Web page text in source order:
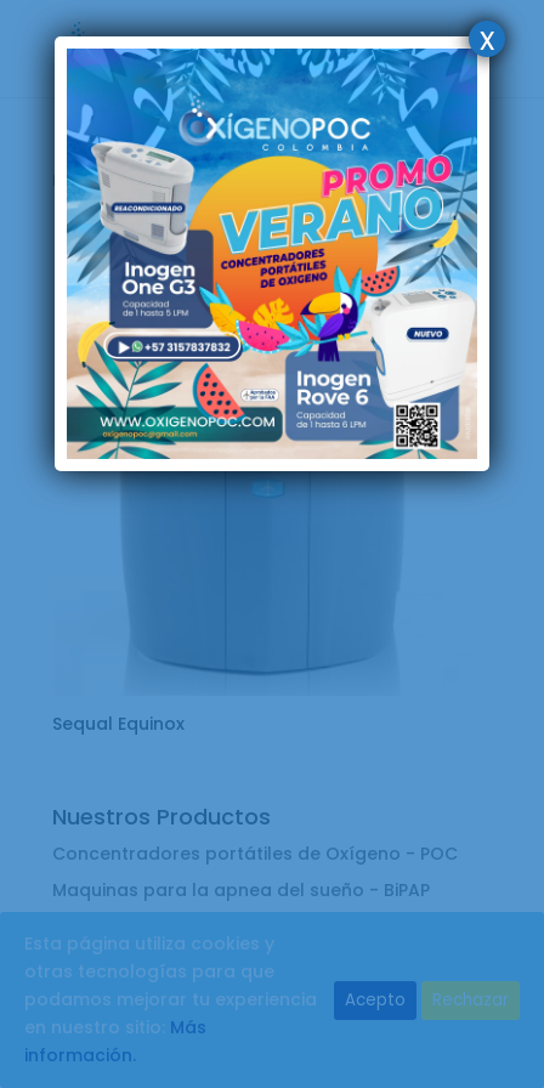
Home/ Products tagged “Equinox”
Equinox
Sequal Equinox
Nuestros Productos
Concentradores portátiles de Oxígeno - POC
Maquinas para la apnea del sueño - BiPAP
x
Esta página utiliza cookies y
otras tecnologías para que
podamos mejorar tu experiencia
en nuestro sitio: Más
información.
Acepto Rechazar